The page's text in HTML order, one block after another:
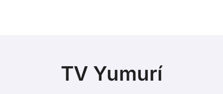
TV Yumurí